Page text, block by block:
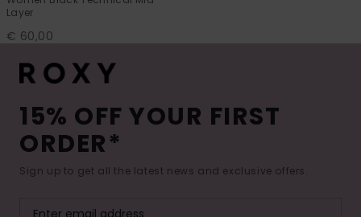
Layer
€ 60,00
15% OFF YOUR FIRST
ORDER*
Sign up to get all the latest news and exclusive offers.